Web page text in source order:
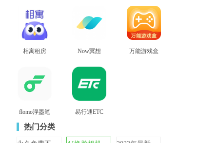
相寓租房
Now冥想
万能游戏盒
flomo浮墨笔
记
查看
易行通ETC
热门分类